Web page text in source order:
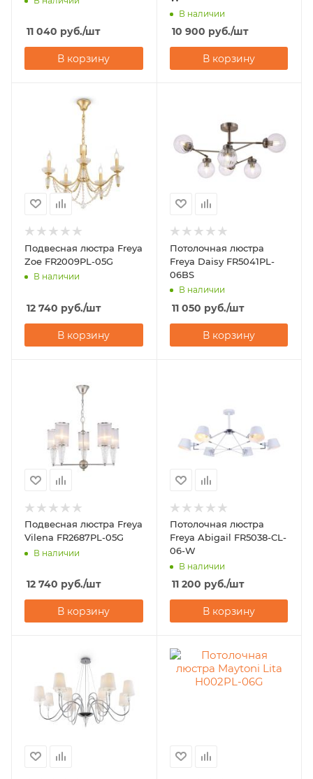
11 040 руб./шт
В корзину
В наличии
10 900 руб./шт
В корзину
Подвесная люстра Freya
Zoe FR2009PL-05G
В наличии
12 740 руб./шт
В корзину
Потолочная люстра
Freya Daisy FR5041PL-
06BS
В наличии
11 050 руб./шт
В корзину
Подвесная люстра Freya
Vilena FR2687PL-05G
В наличии
12 740 руб./шт
В корзину
Потолочная люстра
Freya Abigail FR5038-CL-
06-W
В наличии
11 200 руб./шт
В корзину